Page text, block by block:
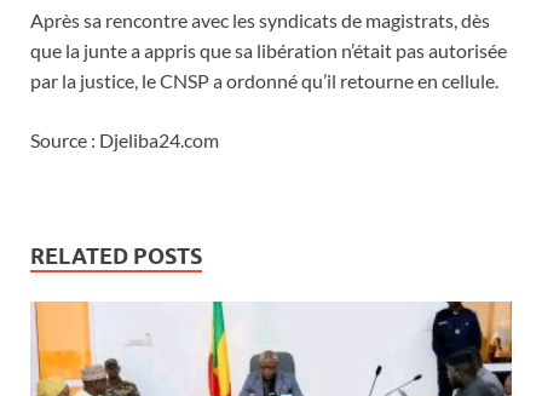
Après sa rencontre avec les syndicats de magistrats, dès
que la junte a appris que sa libération n’était pas autorisée
par la justice, le CNSP a ordonné qu’il retourne en cellule.
Source : Djeliba24.com
RELATED POSTS